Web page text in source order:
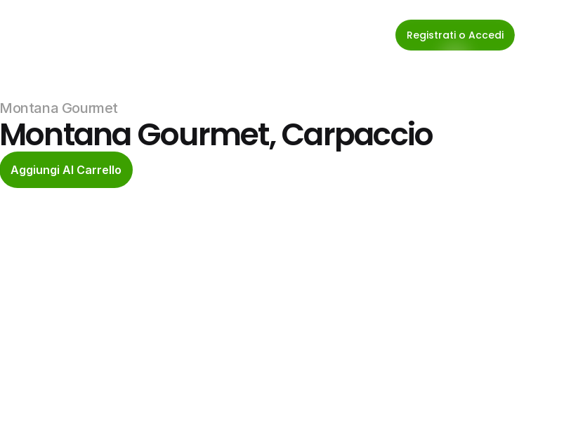
Registrati o Accedi
Montana Gourmet
Montana Gourmet, Carpaccio
Aggiungi Al Carrello